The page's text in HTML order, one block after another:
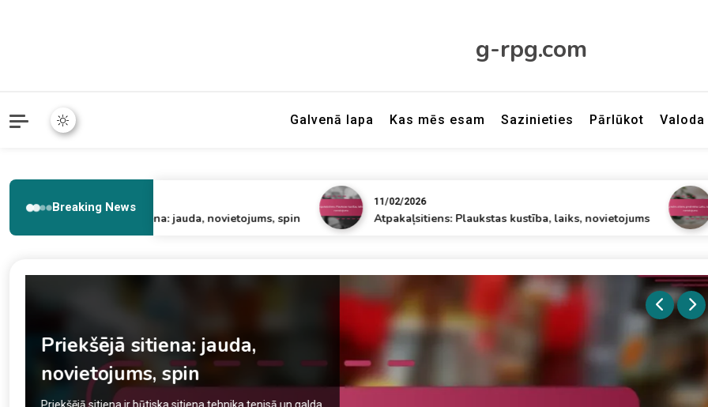
g-rpg.com
Galvenā lapa Kas mēs esam Sazinieties Pārlūkot Valoda
Breaking News
11/02/2026
Priekšējā sitiena: jauda, novietojums, spin
11/02/2026
Atpakaļsitiens: Plaukstas kustība, laiks, novietojums
10/02/
Atpakaļsitiens: Plaukstas
kustība, laiks, novietojums
Atpakaļ rokas sitiens ir būtiska tehnika galda tenisā un